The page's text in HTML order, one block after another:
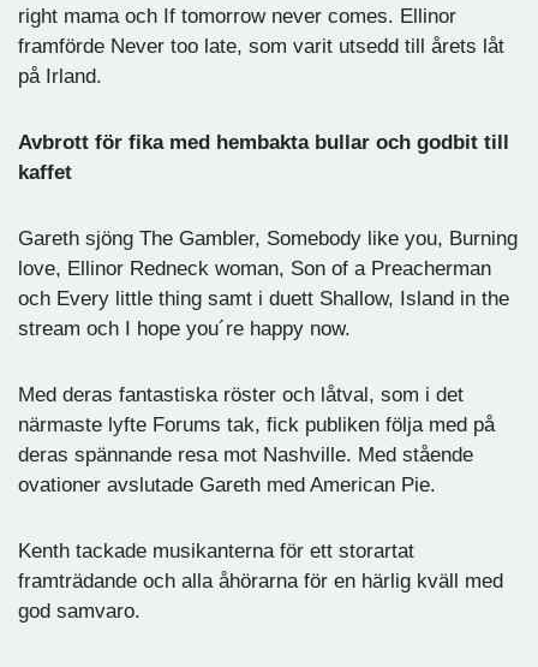
right mama och If tomorrow never comes. Ellinor
framförde Never too late, som varit utsedd till årets låt
på Irland.
Avbrott för fika med hembakta bullar och godbit till
kaffet
Gareth sjöng The Gambler, Somebody like you, Burning
love, Ellinor Redneck woman, Son of a Preacherman
och Every little thing samt i duett Shallow, Island in the
stream och I hope you´re happy now.
Med deras fantastiska röster och låtval, som i det
närmaste lyfte Forums tak, fick publiken följa med på
deras spännande resa mot Nashville. Med stående
ovationer avslutade Gareth med American Pie.
Kenth tackade musikanterna för ett storartat
framträdande och alla åhörarna för en härlig kväll med
god samvaro.